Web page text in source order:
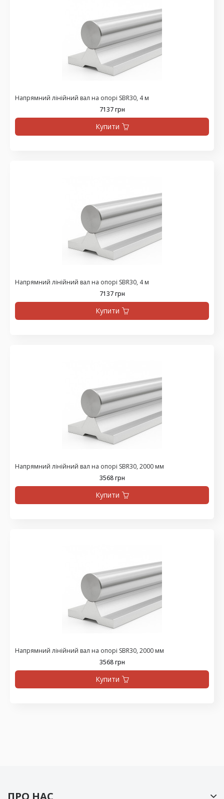
Напрямний лінійний вал на опорі SBR30, 4 м
7137 грн
Купити
Напрямний лінійний вал на опорі SBR30, 4 м
7137 грн
Купити
Напрямний лінійний вал на опорі SBR30, 2000 мм
3568 грн
Купити
Напрямний лінійний вал на опорі SBR30, 2000 мм
3568 грн
Купити